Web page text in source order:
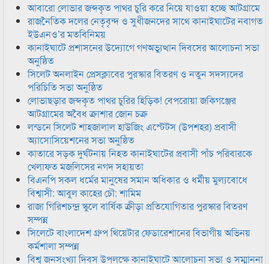
আবারো লোভার জব্দকৃত পাথর চুরি করে নিয়ে যাওয়া হচ্ছে আটগ্রামে
রাজনৈতিক দলের নেতৃবৃন্দ ও সুধীজনদের সাথে কানাইঘাটের নবাগত
ইউএনও’র মতবিনিময়
কানাইঘাটে প্রশাসনের উদ্যোগে গণঅভ্যুত্থান দিবসের আলোচনা সভা
অনুষ্ঠিত
সিলেট অনলাইন প্রেসক্লাবের পুরস্কার বিতরণ ও নতুন সদস্যদের
পরিচিতি সভা অনুষ্ঠিত
লোভাছড়ার জব্দকৃত পাথর চুরির হিড়িক! বেপরোয়া জকিগঞ্জের
আটগ্রামের অবৈধ ক্রাশার জোন চক্র
লন্ডনে সিলেট শাহজালাল হাউজিং এস্টেটস (উপশহর) প্রবাসী
অ্যাসোসিয়েশনের সভা অনুষ্ঠিত
কাতারে সড়ক দুর্ঘটনায় নিহত কানাইঘাটের প্রবাসী পাঁচ পরিবারকে
খেলাফত মজলিসের নগদ সহায়তা
বিএনপি সকল ধর্মের মানুষের সমান অধিকার ও ধর্মীয় মুল্যবোধে
বিশ্বাসী: আবুল কাহের চৌ: শামিম
রাজা গিরিশচন্দ্র স্কুলে বার্ষিক ক্রীড়া প্রতিযোগিতার পুরস্কার বিতরণ
সম্পন্ন
সিলেটে বাংলাদেশ গ্রুপ থিয়েটার ফেডারেশানের বিভাগীয় অভিনয়
কর্মশালা সম্পন্ন
বিশ্ব জনসংখ্যা দিবস উপলক্ষে কানাইঘাটে আলোচনা সভা ও সম্মাননা